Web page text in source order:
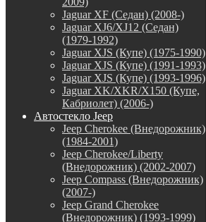
Jaguar XF (Седан) (2008-)
Jaguar XJ6/XJ12 (Седан)
(1979-1992)
Jaguar XJS (Купе) (1975-1990)
Jaguar XJS (Купе) (1991-1993)
Jaguar XJS (Купе) (1993-1996)
Jaguar XK/XKR/X150 (Купе,
Кабриолет) (2006-)
Автостекло Jeep
Jeep Cherokee (Внедорожник)
(1984-2001)
Jeep Cherokee/Liberty
(Внедорожник) (2002-2007)
Jeep Compass (Внедорожник)
(2007-)
Jeep Grand Cherokee
(Внедорожник) (1993-1999)